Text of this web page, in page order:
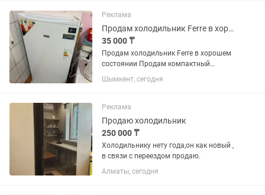
Реклама
Продам холодильник Ferre в хорошем состоянии
35 000 ₸
Продам холодильник Ferre в хорошем
состоянии Продам компактный
холодильник Ferre в хорошем рабочем
состоянии. Размеры: Высота — 110 см
Морозильная камера. ✔️...
Шымкент, сегодня
Реклама
Продаю холодильник
250 000 ₸
Холодильнику нету года,он как новый ,
в связи с переездом продаю.
Алматы, сегодня